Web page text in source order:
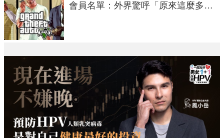
會員名單：外界驚呼「原來這麼多人